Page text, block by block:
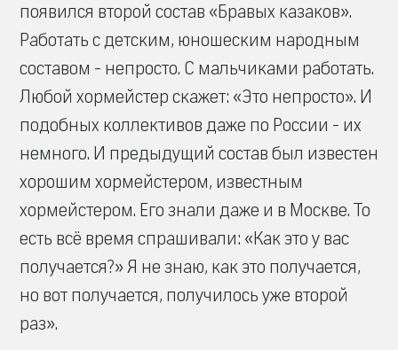
появился второй состав «Бравых казаков».
Работать с детским, юношеским народным
составом - непросто. С мальчиками работать.
Любой хормейстер скажет: «Это непросто». И
подобных коллективов даже по России - их
немного. И предыдущий состав был известен
хорошим хормейстером, известным
хормейстером. Его знали даже и в Москве. То
есть всё время спрашивали: «Как это у вас
получается?» Я не знаю, как это получается,
но вот получается, получилось уже второй
раз».